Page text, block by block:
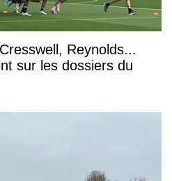
Reynolds...
sur les dossiers du